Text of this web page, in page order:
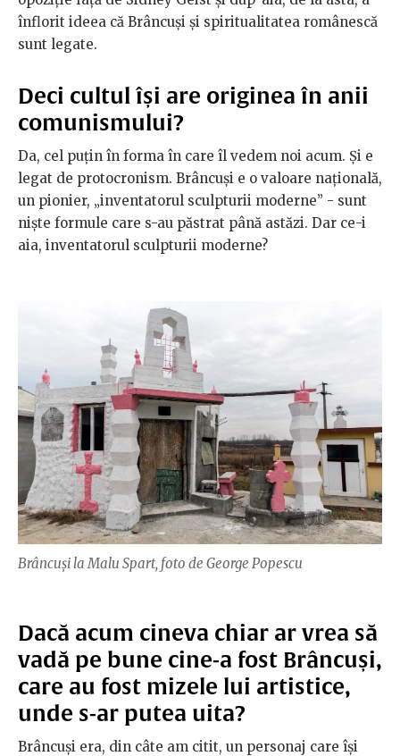
înflorit ideea că Brâncuși și spiritualitatea românescă
sunt legate.
Deci cultul își are originea în anii
comunismului?
Da, cel puțin în forma în care îl vedem noi acum. Și e
legat de protocronism. Brâncuși e o valoare națională,
un pionier, „inventatorul sculpturii moderne” - sunt
niște formule care s-au păstrat până astăzi. Dar ce-i
aia, inventatorul sculpturii moderne?
Brâncuși la Malu Spart, foto de George Popescu
Dacă acum cineva chiar ar vrea să
vadă pe bune cine-a fost Brâncuși,
care au fost mizele lui artistice,
unde s-ar putea uita?
Brâncuși era, din câte am citit, un personaj care își